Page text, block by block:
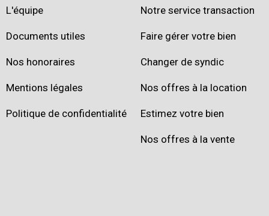
L'équipe
Documents utiles
Nos honoraires
Mentions légales
Politique de confidentialité
Notre service transaction
Faire gérer votre bien
Changer de syndic
Nos offres à la location
Estimez votre bien
Nos offres à la vente